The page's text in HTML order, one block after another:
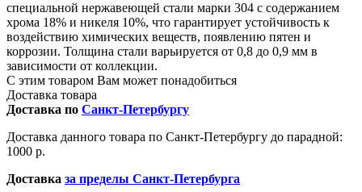
специальной нержавеющей стали марки 304 с содержанием
хрома 18% и никеля 10%, что гарантирует устойчивость к
воздействию химических веществ, появлению пятен и
коррозии. Толщина стали варьируется от 0,8 до 0,9 мм в
зависимости от коллекции.
С этим товаром Вам может понадобиться
Доставка товара
Доставка по Санкт-Петербургу
Доставка данного товара по Санкт-Петербургу до парадной:
1000 р.
Доставка за пределы Санкт-Петербурга